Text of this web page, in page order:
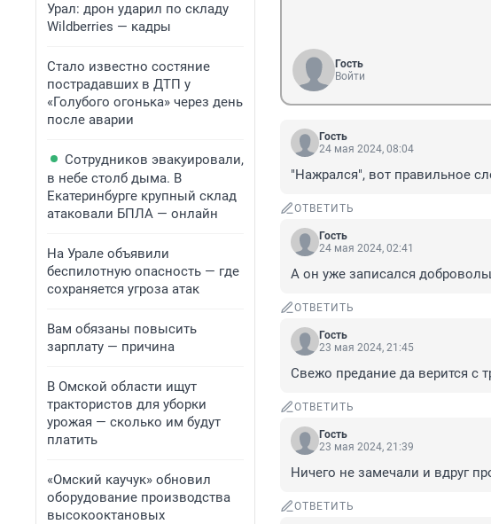
Урал: дрон ударил по складу
Wildberries — кадры
Стало известно состяние
пострадавших в ДТП у
«Голубого огонька» через день
после аварии
Сотрудников эвакуировали,
в небе столб дыма. В
Екатеринбурге крупный склад
атаковали БПЛА — онлайн
На Урале объявили
беспилотную опасность — где
сохраняется угроза атак
Вам обязаны повысить
зарплату — причина
В Омской области ищут
трактористов для уборки
урожая — сколько им будут
платить
«Омский каучук» обновил
оборудование производства
высокооктановых
Гость
Войти
Гость
24 мая 2024, 08:04
"Нажрался", вот правильное
ОТВЕТИТЬ
Гость
24 мая 2024, 02:41
А он уже записался
ОТВЕТИТЬ
Гость
23 мая 2024, 21:45
Свежо предание да верится с
ОТВЕТИТЬ
Гость
23 мая 2024, 21:39
Ничего не замечали и вдруг
ОТВЕТИТЬ